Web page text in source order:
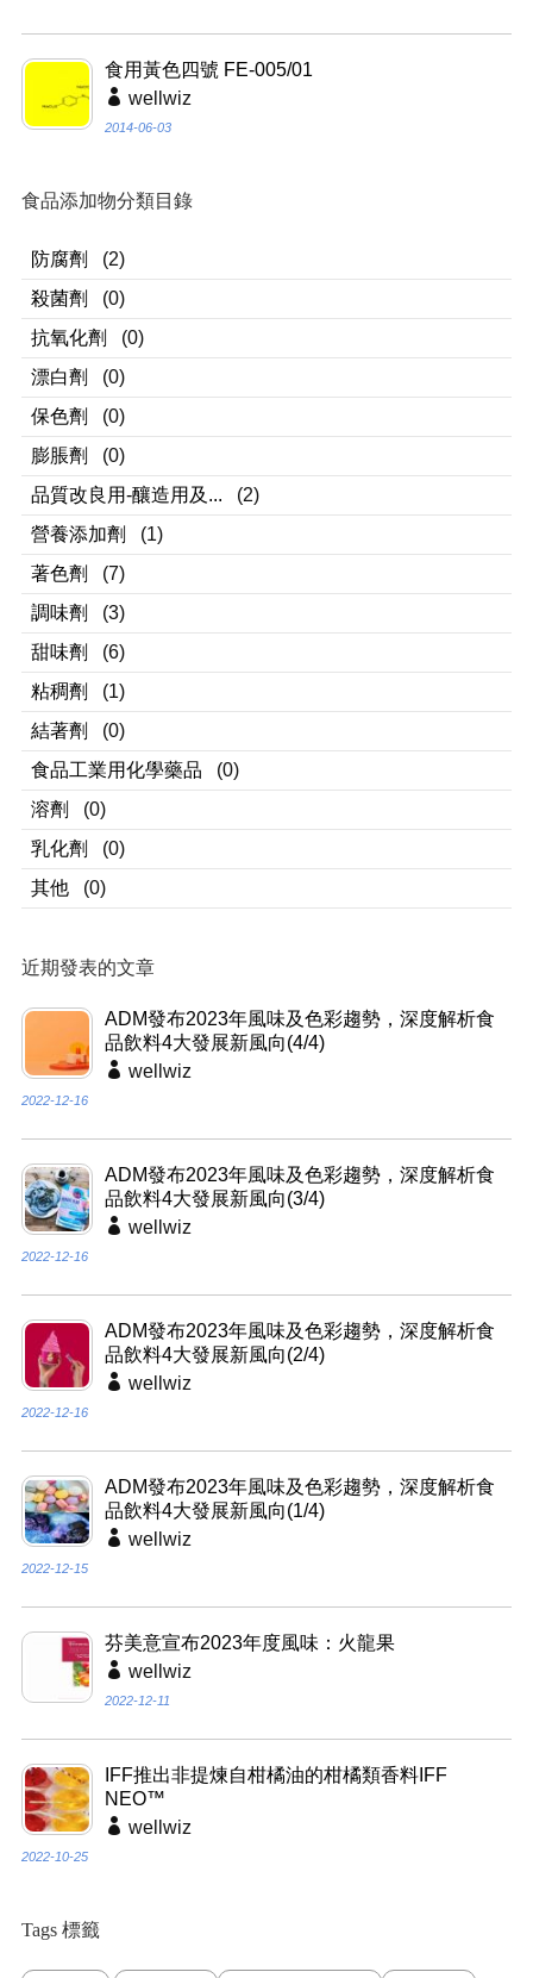
食用黃色四號 FE-005/01
wellwiz
2014-06-03
食品添加物分類目錄
防腐劑
(2)
殺菌劑
(0)
抗氧化劑
(0)
漂白劑
(0)
保色劑
(0)
膨脹劑
(0)
品質改良用-釀造用及...
(2)
營養添加劑
(1)
著色劑
(7)
調味劑
(3)
甜味劑
(6)
粘稠劑
(1)
結著劑
(0)
食品工業用化學藥品
(0)
溶劑
(0)
乳化劑
(0)
其他
(0)
近期發表的文章
ADM發布2023年風味及色彩趨勢，深度解析食
品飲料4大發展新風向(4/4)
wellwiz
2022-12-16
ADM發布2023年風味及色彩趨勢，深度解析食
品飲料4大發展新風向(3/4)
wellwiz
2022-12-16
ADM發布2023年風味及色彩趨勢，深度解析食
品飲料4大發展新風向(2/4)
wellwiz
2022-12-16
ADM發布2023年風味及色彩趨勢，深度解析食
品飲料4大發展新風向(1/4)
wellwiz
2022-12-15
芬美意宣布2023年度風味：火龍果
wellwiz
2022-12-11
IFF推出非提煉自柑橘油的柑橘類香料IFF
NEO™
wellwiz
2022-10-25
Tags 標籤